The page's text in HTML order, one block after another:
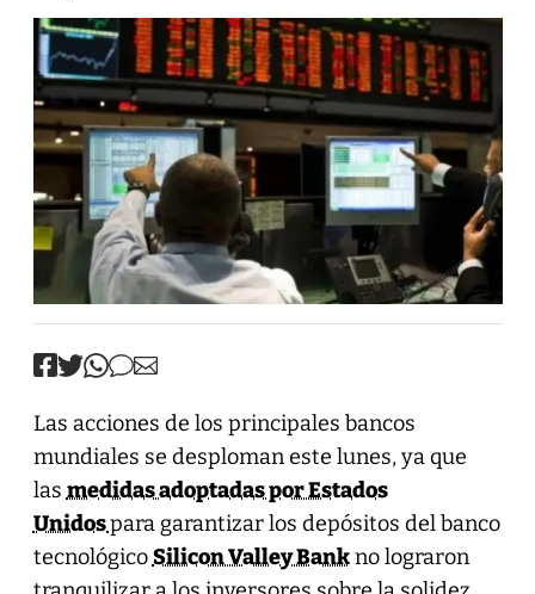
Las acciones de los principales bancos
mundiales se desploman este lunes, ya que
las medidas adoptadas por Estados
Unidospara garantizar los depósitos del banco
tecnológicoSilicon Valley Bankno lograron